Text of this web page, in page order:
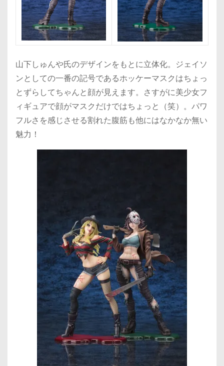
山下しゅんや氏のデザインをもとに立体化。ジェイソ
ンとしての一番の記号であるホッケーマスクはちょっ
とずらしてちゃんと顔が見えます。さすがに美少女フ
ィギュアで顔がマスクだけではちょっと（笑）。パワ
フルさを感じさせる割れた腹筋も他にはなかなか無い
魅力！